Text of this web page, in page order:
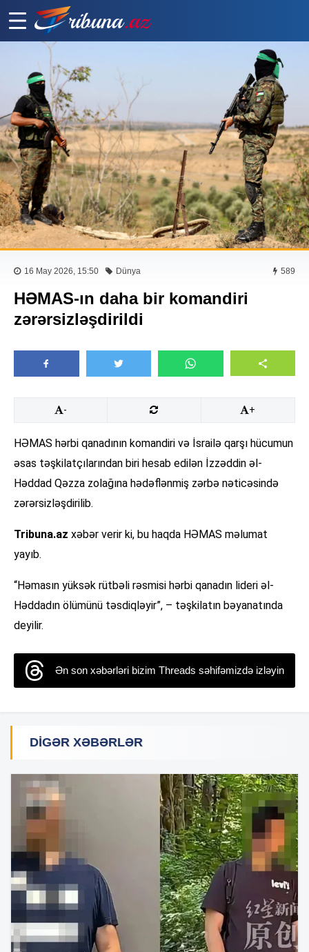
16 May 2026, 15:50 Dünya 589
HƏMAS-ın daha bir komandiri
zərərsizləşdirildi
- +
HƏMAS hərbi qanadının komandiri və İsrailə qarşı hücumun
əsas təşkilatçılarından biri hesab edilən İzzəddin əl-
Həddad Qəzza zolağına hədəflənmiş zərbə nəticəsində
zərərsizləşdirilib.
Tribuna.az xəbər verir ki, bu haqda HƏMAS məlumat
yayıb.
“Həmasın yüksək rütbəli rəsmisi hərbi qanadın lideri əl-
Həddadın ölümünü təsdiqləyir”, – təşkilatın bəyanatında
deyilir.
Ən son xəbərləri bizim Threads səhifəmizdə izləyin
DIGƏR XƏBƏRLƏR